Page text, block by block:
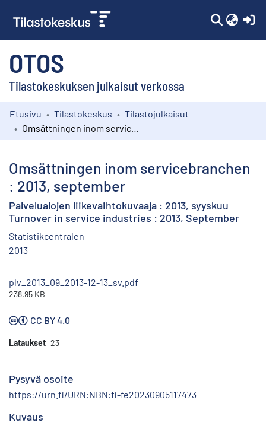
OTOS
Tilastokeskuksen julkaisut verkossa
Kokoelmat
Etusivu Tilastokeskus
Tilastojulkaisut
Omsättningen inom servicebranchen
: 2013, september
Palvelualojen liikevaihtokuvaaja : 2013, syyskuu
Turnover in service industries : 2013, September
Statistikcentralen
2013
plv_2013_09_2013-12-13_sv.pdf
238.95 KB
CC BY 4.0
Lataukset 23
Pysyvä osoite
https://urn.fi/URN:NBN:fi-fe20230905117473
Kuvaus